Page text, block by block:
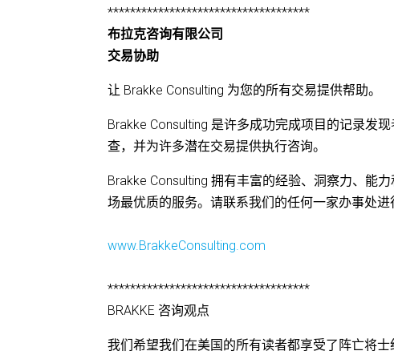
************************************
布拉克咨询有限公司
交易协助
让 Brakke Consulting 为您的所有交易提供帮助。
Brakke Consulting 是许多成功完成项目的记录发
查，并为许多潜在交易提供执行咨询。
Brakke Consulting 拥有丰富的经验、洞察力、能
场最优质的服务。请联系我们的任何一家办事处进
www.BrakkeConsulting.com
************************************
BRAKKE 咨询观点
我们希望我们在美国的所有读者都享受了阵亡将